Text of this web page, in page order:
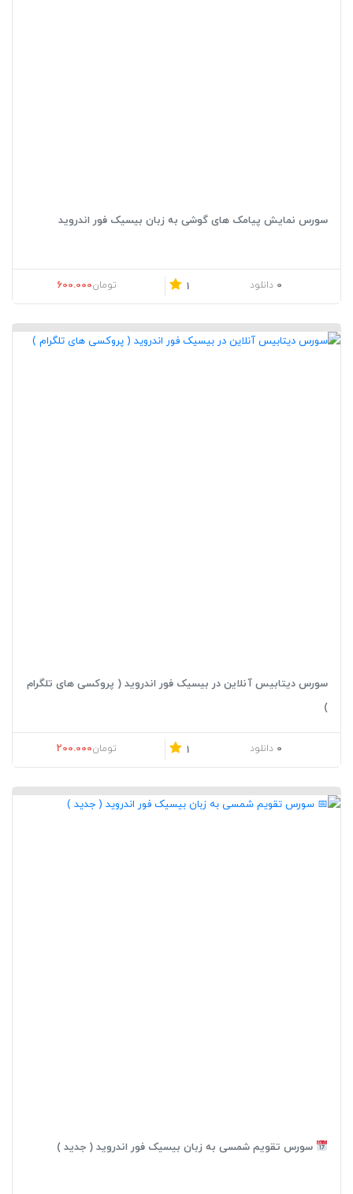
سورس نمایش پیامک های گوشی به زبان بیسیک فور اندروید
0 دانلود 1 تومان600.000
سورس دیتابیس آنلاین در بیسیک فور اندروید ( پروکسی های تلگرام
)
0 دانلود 1 تومان200.000
سورس تقویم شمسی به زبان بیسیک فور اندروید ( جدید )